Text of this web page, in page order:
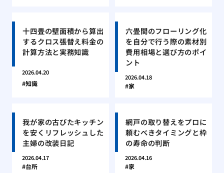
十四畳の壁面積から算出
するクロス張替え料金の
計算方法と実務知識
2026.04.20
知識
六畳間のフローリング化
を自分で行う際の素材別
費用相場と選び方のポイ
ント
2026.04.18
家
我が家の古びたキッチン
を安くリフレッシュした
主婦の改装日記
2026.04.17
台所
網戸の取り替えをプロに
頼むべきタイミングと枠
の寿命の判断
2026.04.16
家